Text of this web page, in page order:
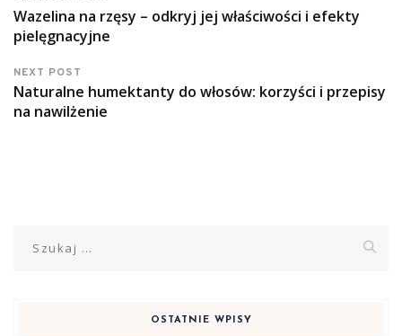
Wazelina na rzęsy – odkryj jej właściwości i efekty
pielęgnacyjne
NEXT POST
Naturalne humektanty do włosów: korzyści i przepisy
na nawilżenie
OSTATNIE WPISY